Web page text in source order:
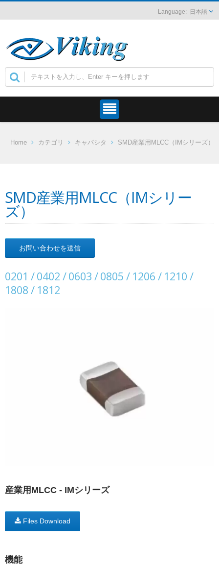
日本語
Home カテゴリ キャパシタ SMD産業用MLCC（IMシリーズ）
SMD産業用MLCC（IMシリー
ズ）
お問い合わせを送信
0201 / 0402 / 0603 / 0805 / 1206 / 1210 /
1808 / 1812
産業用MLCC - IMシリーズ
Files Download
機能